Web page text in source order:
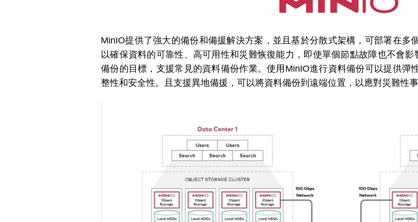
MinIO提供了強大的備份和備援解決方案，並且基於分散式架構，可部署在多
以確保資料的可靠性、高可用性和災難恢復能力，即使單個節點故障也不會
備份的目標，支援常見的資料備份作業。使用MinIO進行資料備份可以提供彈
整性和安全性。且支援異地備援，可以將資料備份到遠端位置，以應對災難性事